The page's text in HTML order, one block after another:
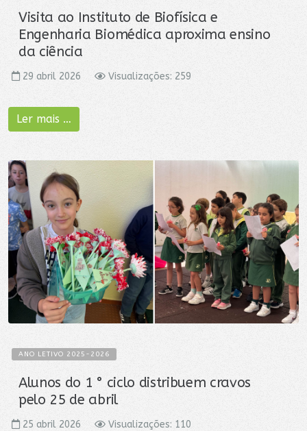
Visita ao Instituto de Biofísica e
Engenharia Biomédica aproxima ensino
da ciência
29 abril 2026 Visualizações: 259
Ler mais …
ANO LETIVO 2025-2026
Alunos do 1 ° ciclo distribuem cravos
pelo 25 de abril
25 abril 2026 Visualizações: 110